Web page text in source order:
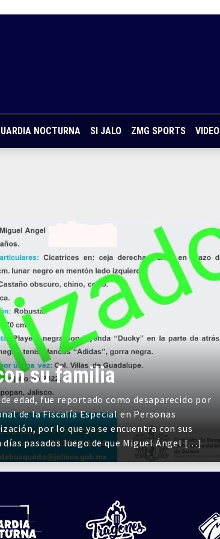
NOCTURNA SI JALO ZMG SPORTS VIDEO
su familia
edad, fue reportado como desaparecido por
de la Fiscalía Especial en Personas
por lo que ya se encuentra con sus
pasados luego de que Miguel Ángel […]